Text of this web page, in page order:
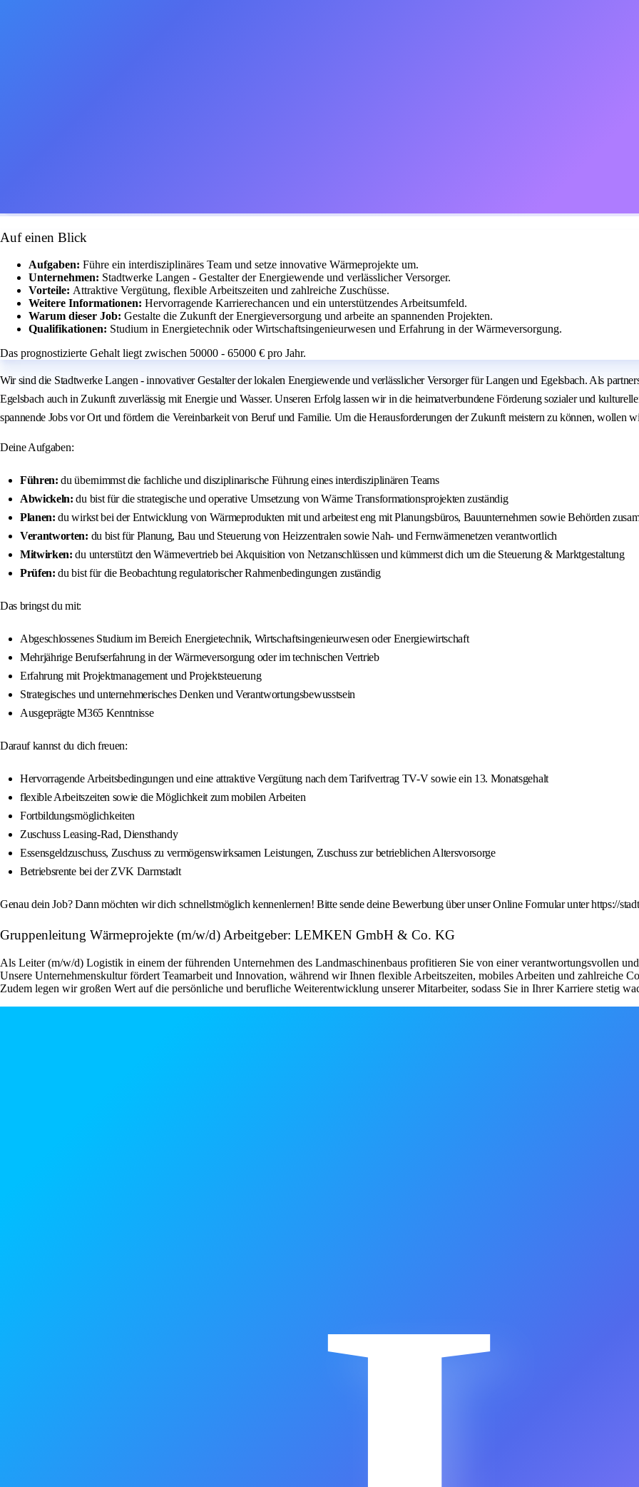
Auf einen Blick
Aufgaben: Führe ein interdisziplinäres Team und setze innovative Wärmeprojekte um.
Unternehmen: Stadtwerke Langen - Gestalter der Energiewende und verlässlicher Versorger.
Vorteile: Attraktive Vergütung, flexible Arbeitszeiten und zahlreiche Zuschüsse.
Weitere Informationen: Hervorragende Karrierechancen und ein unterstützendes Arbeitsumfeld.
Warum dieser Job: Gestalte die Zukunft der Energieversorgung und arbeite an spannenden Projekten.
Qualifikationen: Studium in Energietechnik oder Wirtschaftsingenieurwesen und Erfahrung in der Wärmeversorgung.
Das prognostizierte Gehalt liegt zwischen 50000 - 65000 € pro Jahr.
Wir sind die Stadtwerke Langen - innovativer Gestalter der lokalen Energiewende und verlässlicher Versorger für Langen und Egelsbach. Als
Egelsbach auch in Zukunft zuverlässig mit Energie und Wasser. Unseren Erfolg lassen wir in die heimatverbundene Förderung sozialer und
spannende Jobs vor Ort und fördern die Vereinbarkeit von Beruf und Familie. Um die Herausforderungen der Zukunft meistern zu können, wollen
Deine Aufgaben:
Führen: du übernimmst die fachliche und disziplinarische Führung eines interdisziplinären Teams
Abwickeln: du bist für die strategische und operative Umsetzung von Wärme Transformationsprojekten zuständig
Planen: du wirkst bei der Entwicklung von Wärmeprodukten mit und arbeitest eng mit Planungsbüros, Bauunternehmen sowie Behörden
Verantworten: du bist für Planung, Bau und Steuerung von Heizzentralen sowie Nah- und Fernwärmenetzen verantwortlich
Mitwirken: du unterstützt den Wärmevertrieb bei Akquisition von Netzanschlüssen und kümmerst dich um die Steuerung & Marktgestaltung
Prüfen: du bist für die Beobachtung regulatorischer Rahmenbedingungen zuständig
Das bringst du mit:
Abgeschlossenes Studium im Bereich Energietechnik, Wirtschaftsingenieurwesen oder Energiewirtschaft
Mehrjährige Berufserfahrung in der Wärmeversorgung oder im technischen Vertrieb
Erfahrung mit Projektmanagement und Projektsteuerung
Strategisches und unternehmerisches Denken und Verantwortungsbewusstsein
Ausgeprägte M365 Kenntnisse
Darauf kannst du dich freuen:
Hervorragende Arbeitsbedingungen und eine attraktive Vergütung nach dem Tarifvertrag TV-V sowie ein 13. Monatsgehalt
flexible Arbeitszeiten sowie die Möglichkeit zum mobilen Arbeiten
Fortbildungsmöglichkeiten
Zuschuss Leasing-Rad, Diensthandy
Essensgeldzuschuss, Zuschuss zu vermögenswirksamen Leistungen, Zuschuss zur betrieblichen Altersvorsorge
Betriebsrente bei der ZVK Darmstadt
Genau dein Job? Dann möchten wir dich schnellstmöglich kennenlernen! Bitte sende deine Bewerbung über unser Online Formular unter https://
Gruppenleitung Wärmeprojekte (m/w/d) Arbeitgeber: LEMKEN GmbH & Co. KG
Als Leiter (m/w/d) Logistik in einem der führenden Unternehmen des Landmaschinenbaus profitieren Sie von einer verantwortungsvollen
Unsere Unternehmenskultur fördert Teamarbeit und Innovation, während wir Ihnen flexible Arbeitszeiten, mobiles Arbeiten und zahlreiche
Zudem legen wir großen Wert auf die persönliche und berufliche Weiterentwicklung unserer Mitarbeiter, sodass Sie in Ihrer Karriere stetig